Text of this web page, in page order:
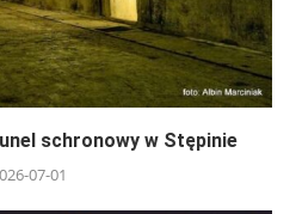
schronowy w Stępinie
07-01